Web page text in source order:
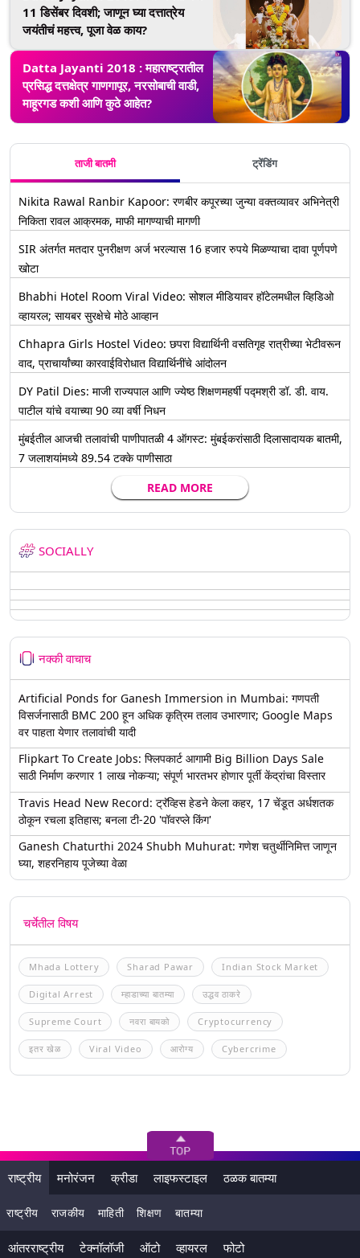
11 डिसेंबर दिवशी; जाणून घ्या दत्तात्रेय
जयंतीचं महत्त्व, पूजा वेळ काय?
Datta Jayanti 2018 : महाराष्ट्रातील
प्रसिद्ध दत्तक्षेत्र गाणगापूर, नरसोबाची वाडी,
माहूरगड कशी आणि कुठे आहेत?
ताजी बातमी ट्रेंडिंग
Nikita Rawal Ranbir Kapoor: रणबीर कपूरच्या जुन्या वक्तव्यावर अभिनेत्री
निकिता रावल आक्रमक, माफी मागण्याची मागणी
SIR अंतर्गत मतदार पुनरीक्षण अर्ज भरल्यास 16 हजार रुपये मिळण्याचा दावा पूर्णपणे
खोटा
Bhabhi Hotel Room Viral Video: सोशल मीडियावर हॉटेलमधील व्हिडिओ
व्हायरल; सायबर सुरक्षेचे मोठे आव्हान
Chhapra Girls Hostel Video: छपरा विद्यार्थिनी वसतिगृह रात्रीच्या भेटीवरून
वाद, प्राचार्यांच्या कारवाईविरोधात विद्यार्थिनींचे आंदोलन
DY Patil Dies: माजी राज्यपाल आणि ज्येष्ठ शिक्षणमहर्षी पद्मश्री डॉ. डी. वाय.
पाटील यांचे वयाच्या 90 व्या वर्षी निधन
मुंबईतील आजची तलावांची पाणीपातळी 4 ऑगस्ट: मुंबईकरांसाठी दिलासादायक बातमी,
7 जलाशयांमध्ये 89.54 टक्के पाणीसाठा
READ MORE
SOCIALLY
नक्की वाचाच
Artificial Ponds for Ganesh Immersion in Mumbai: गणपती
विसर्जनासाठी BMC 200 हून अधिक कृत्रिम तलाव उभारणार; Google Maps
वर पाहता येणार तलावांची यादी
Flipkart To Create Jobs: फ्लिपकार्ट आगामी Big Billion Days Sale
साठी निर्माण करणार 1 लाख नोकऱ्या; संपूर्ण भारतभर होणार पूर्ती केंद्रांचा विस्तार
Travis Head New Record: ट्रॅव्हिस हेडने केला कहर, 17 चेंडूत अर्धशतक
ठोकून रचला इतिहास; बनला टी-20 'पॉवरप्ले किंग'
Ganesh Chaturthi 2024 Shubh Muhurat: गणेश चतुर्थीनिमित्त जाणून
घ्या, शहरनिहाय पूजेच्या वेळा
चर्चेतील विषय
Mhada Lottery Sharad Pawar Indian Stock Market
Digital Arrest म्हाडाच्या बातम्या उद्धव ठाकरे
Supreme Court नवरा बायको Cryptocurrency
इतर खेळ Viral Video आरोग्य Cybercrime
राष्ट्रीय मनोरंजन क्रीडा लाइफस्टाइल ठळक बातम्या
राष्ट्रीय राजकीय माहिती शिक्षण बातम्या
आंतरराष्ट्रीय टेक्नॉलॉजी ऑटो व्हायरल फोटो